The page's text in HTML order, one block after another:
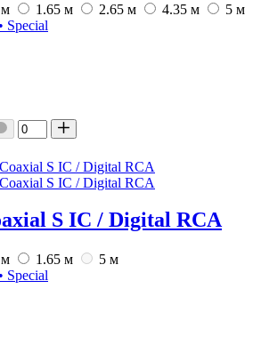
1.65 м 2.65 м 4.35 м
5 м
Special
S IC / Digital RCA
1.65 м
5 м
Special